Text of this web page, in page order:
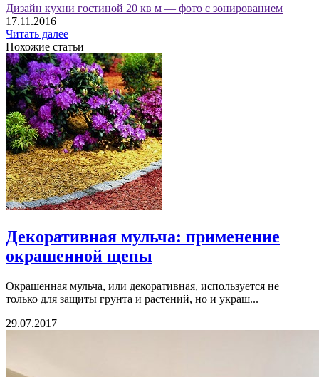
Дизайн кухни гостиной 20 кв м — фото с зонированием
17.11.2016
Читать далее
Похожие статьи
Декоративная мульча: применение
окрашенной щепы
Окрашенная мульча, или декоративная, используется не
только для защиты грунта и растений, но и украш...
29.07.2017